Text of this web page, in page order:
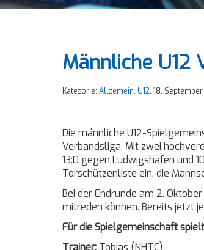
Männliche U12
Kategorie: Allgemein, U12, 18.
Die männliche U12-
Verbandsliga. Mit zwei
13:0 gegen Ludwigshafen und
Torschützenliste ein, die
Bei der Endrunde am 2.
mitreden können. Bereits jetzt
Für die Spielgemeinschaft
Trainer: Tobias (NHTC)